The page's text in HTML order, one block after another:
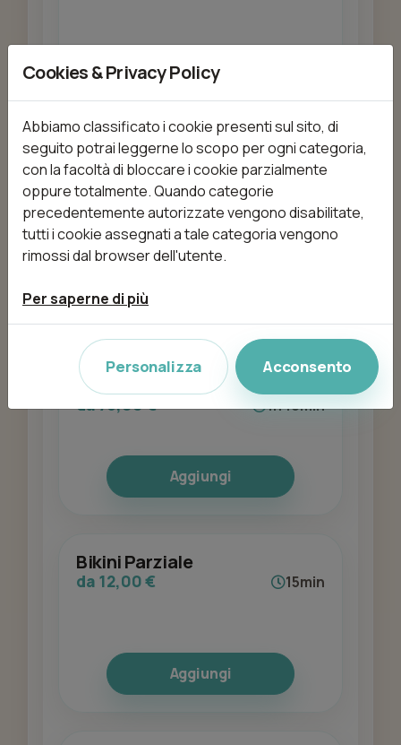
Aggiungi
Bendaggio Alchemy - 3 zone 3
fasi-
da 80,00 € 1h 10min
Bendaggio Isol - drenante
rassodante anticellulite-
da 75,00 € 1h 10min
Aggiungi
Bikini Parziale
da 12,00 € 15min
Aggiungi
Cookies & Privacy Policy
Abbiamo classificato i cookie presenti sul sito, di
seguito potrai leggerne lo scopo per ogni categoria,
con la facoltà di bloccare i cookie parzialmente
oppure totalmente. Quando categorie
precedentemente autorizzate vengono disabilitate,
tutti i cookie assegnati a tale categoria vengono
rimossi dal browser dell'utente.
Per saperne di più
Personalizza Acconsento